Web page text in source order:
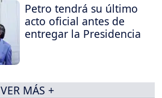
Petro tendrá su último
acto oficial antes de
entregar la Presidencia
VER MÁS +